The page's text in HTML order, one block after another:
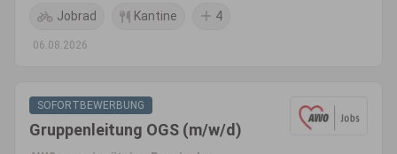
Jobrad Kantine 4
06.08.2026
SOFORTBEWERBUNG
Gruppenleitung OGS (m/w/d)